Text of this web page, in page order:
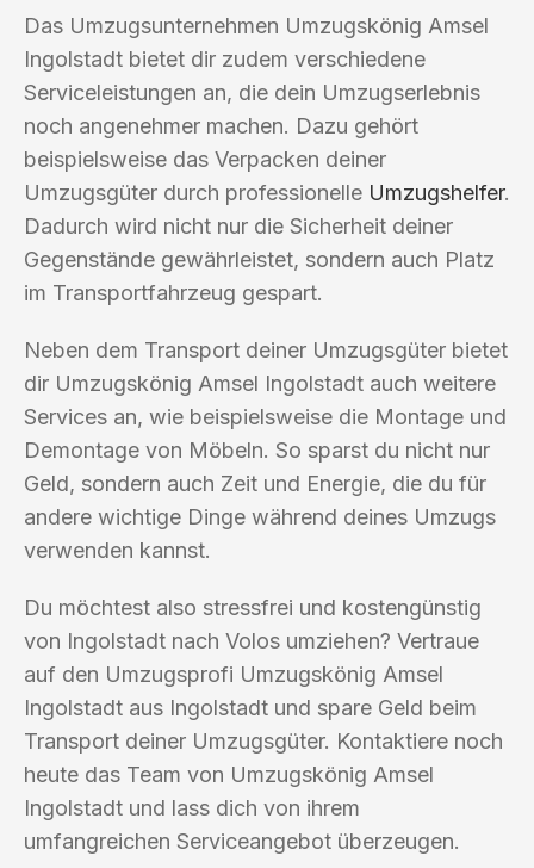
Das Umzugsunternehmen Umzugskönig Amsel
Ingolstadt bietet dir zudem verschiedene
Serviceleistungen an, die dein Umzugserlebnis
noch angenehmer machen. Dazu gehört
beispielsweise das Verpacken deiner
Umzugsgüter durch professionelle Umzugshelfer.
Dadurch wird nicht nur die Sicherheit deiner
Gegenstände gewährleistet, sondern auch Platz
im Transportfahrzeug gespart.
Neben dem Transport deiner Umzugsgüter bietet
dir Umzugskönig Amsel Ingolstadt auch weitere
Services an, wie beispielsweise die Montage und
Demontage von Möbeln. So sparst du nicht nur
Geld, sondern auch Zeit und Energie, die du für
andere wichtige Dinge während deines Umzugs
verwenden kannst.
Du möchtest also stressfrei und kostengünstig
von Ingolstadt nach Volos umziehen? Vertraue
auf den Umzugsprofi Umzugskönig Amsel
Ingolstadt aus Ingolstadt und spare Geld beim
Transport deiner Umzugsgüter. Kontaktiere noch
heute das Team von Umzugskönig Amsel
Ingolstadt und lass dich von ihrem
umfangreichen Serviceangebot überzeugen.